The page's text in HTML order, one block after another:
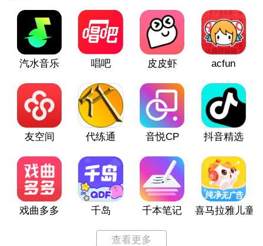
汽水音乐 唱吧 皮皮虾 acfun
友空间 代练通 音悦CP 抖音精选
戏曲多多 千岛 千本笔记 喜马拉雅儿童
查看更多